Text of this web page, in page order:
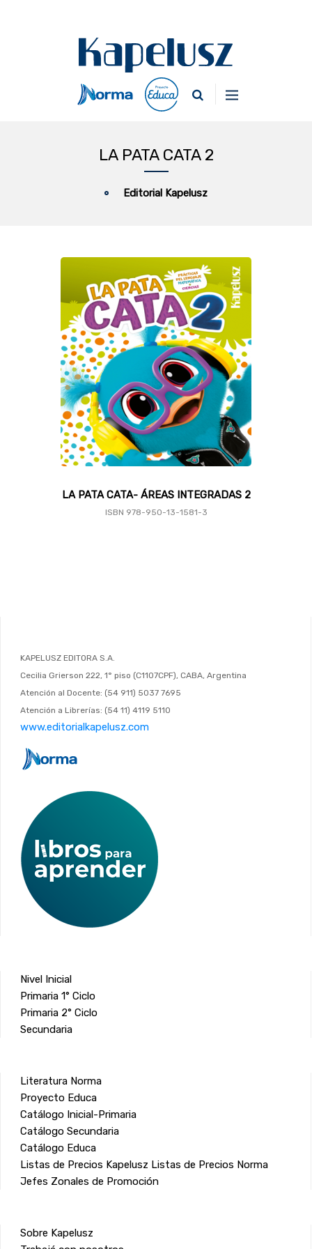
LA PATA CATA 2
Editorial Kapelusz
LA PATA CATA- ÁREAS INTEGRADAS 2
ISBN 978-950-13-1581-3
KAPELUSZ EDITORA S.A.
Cecilia Grierson 222, 1° piso (C1107CPF), CABA, Argentina
Atención al Docente: (54 911) 5037 7695
Atención a Librerías: (54 11) 4119 5110
www.editorialkapelusz.com
Nivel Inicial
Primaria 1° Ciclo
Primaria 2° Ciclo
Secundaria
Literatura Norma
Proyecto Educa
Catálogo Inicial-Primaria
Catálogo Secundaria
Catálogo Educa
Listas de Precios Kapelusz Listas de Precios Norma
Jefes Zonales de Promoción
Sobre Kapelusz